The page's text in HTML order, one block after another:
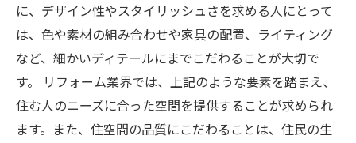
に、デザイン性やスタイリッシュさを求める人にとって
は、色や素材の組み合わせや家具の配置、ライティング
など、細かいディテールにまでこだわることが大切で
す。 リフォーム業界では、上記のような要素を踏まえ、
住む人のニーズに合った空間を提供することが求められ
ます。また、住空間の品質にこだわることは、住民の生